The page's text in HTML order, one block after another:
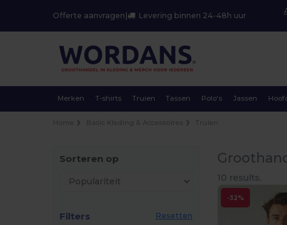
Offerte aanvragen Levering binnen 24-48h uur
Merken T-shirts Truien Tassen Polo's Jassen
Sorteren op
Filters
Resetten
10 results.
-32%